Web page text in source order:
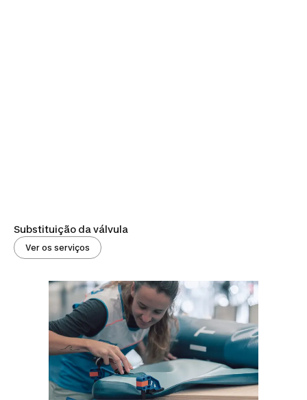
Substituição da válvula
Ver os serviços